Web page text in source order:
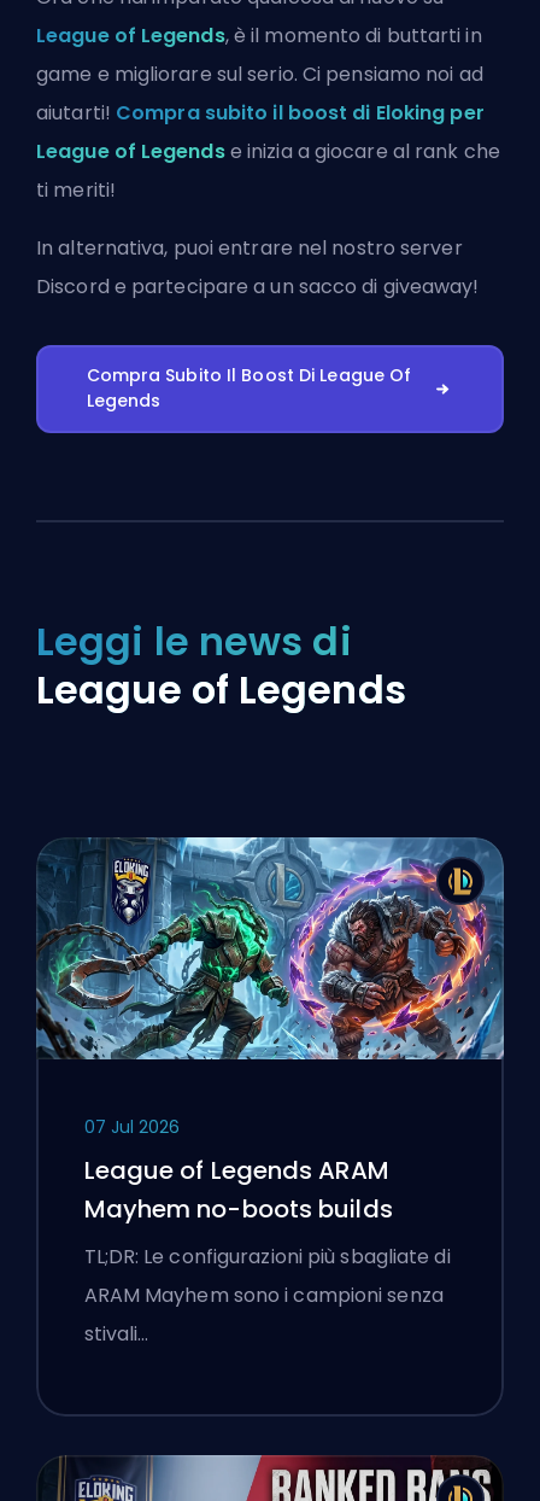
League of Legends, è il momento di buttarti in
game e migliorare sul serio. Ci pensiamo noi ad
aiutarti! Compra subito il boost di Eloking per
League of Legendse inizia a giocare al rank che
ti meriti!
In alternativa, puoientrare nel nostro server
Discord e partecipare a un sacco di giveaway!
Compra Subito Il Boost Di League Of
Legends
Leggi le news di
League of Legends
07 Jul 2026
League of Legends ARAM
Mayhem no-boots builds
TL;DR: Le configurazioni più sbagliate di
ARAM Mayhem sono i campioni senza
stivali…